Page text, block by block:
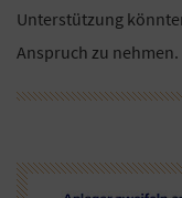
Unterstützung
Anspruch zu nehmen.